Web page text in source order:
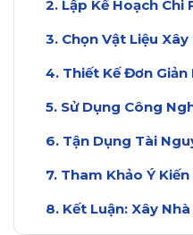
Lập Kế Hoạch Chi
Chọn Vật Liệu
Thiết Kế Đơn
Sử Dụng Công
Tận Dụng Tài
Tham Khảo Ý
Kết Luận: Xây